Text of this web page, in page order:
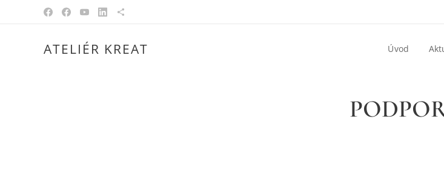
ATELIÉR KREAT Úvod